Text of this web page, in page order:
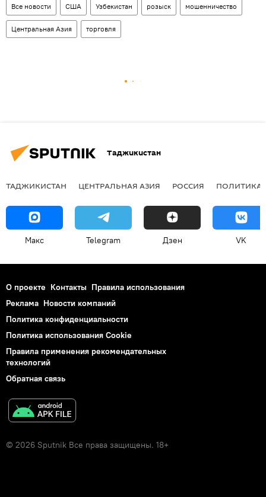
Все новости США Узбекистан розыск мошенничество
Центральная Азия торговля
Таджикистан
ТАДЖИКИСТАН ЦЕНТРАЛЬНАЯ АЗИЯ РОССИЯ ПОЛИТИКА
Макс Telegram Дзен VK
О проекте Контакты Правила использования
Реклама Новости компаний
Политика конфиденциальности
Политика использования Cookie
Правила применения рекомендательных
технологий
Обратная связь
© 2026 Sputnik Все права защищены. 18+